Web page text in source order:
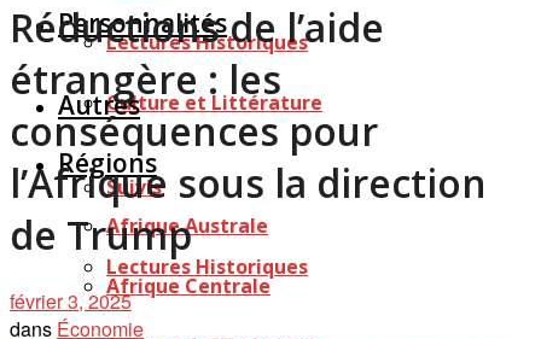
Lectures Historiques
Culture et Littérature
Régions
Afrique Australe
Afrique Centrale
Personnalités
Autres
Suivis
Lectures Historiques
Réductions de l’aide
étrangère : les
conséquences pour
l’Afrique sous la direction
de Trump
février 3, 2025
dans Économie